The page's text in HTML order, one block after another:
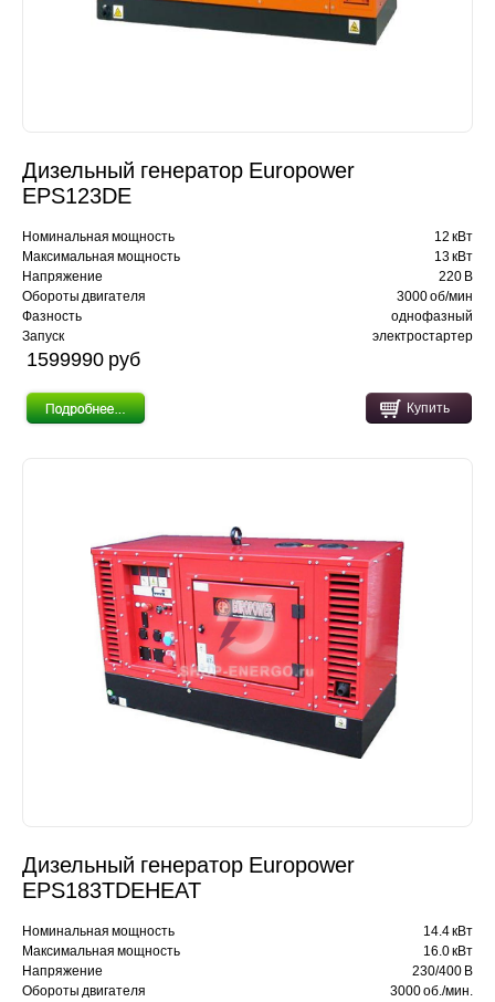
Дизельный генератор Europower
EPS123DE
Номинальная мощность
12 кВт
Максимальная мощность
13 кВт
Напряжение
220 В
Обороты двигателя
3000 об/мин
Фазность
однофазный
Запуск
электростартер
1599990 pуб
Купить
Дизельный генератор Europower
EPS183TDEHEAT
Номинальная мощность
14.4 кВт
Максимальная мощность
16.0 кВт
Напряжение
230/400 В
Обороты двигателя
3000 об./мин.